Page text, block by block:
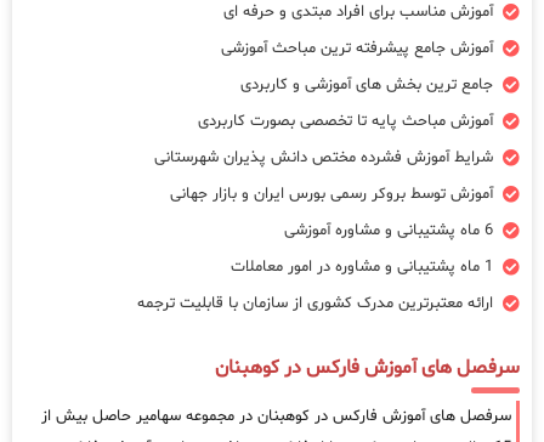
آموزش مناسب برای افراد مبتدی و حرفه ای
آموزش جامع پیشرفته ترین مباحث آموزشی
جامع ترین بخش های آموزشی و کاربردی
آموزش مباحث پایه تا تخصصی بصورت کاربردی
شرایط آموزش فشرده مختص دانش پذیران شهرستانی
آموزش توسط بروکر رسمی بورس ایران و بازار جهانی
6 ماه پشتیبانی و مشاوره آموزشی
1 ماه پشتیبانی و مشاوره در امور معاملات
ارائه معتبرترین مدرک کشوری از سازمان با قابلیت ترجمه
سرفصل های آموزش فارکس در کوهبنان
سرفصل های آموزش فارکس در کوهبنان در مجموعه سهامیر حاصل بیش از